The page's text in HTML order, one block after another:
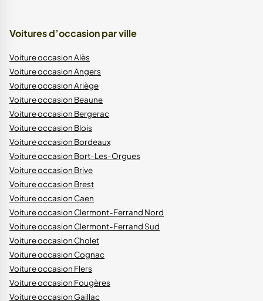
Voitures d’occasion par ville
Voiture occasion Alès
Voiture occasion Angers
Voiture occasion Ariège
Voiture occasion Beaune
Voiture occasion Bergerac
Voiture occasion Blois
Voiture occasion Bordeaux
Voiture occasion Bort-Les-Orgues
Voiture occasion Brive
Voiture occasion Brest
Voiture occasion Caen
Voiture occasion Clermont-Ferrand Nord
Voiture occasion Clermont-Ferrand Sud
Voiture occasion Cholet
Voiture occasion Cognac
Voiture occasion Flers
Voiture occasion Fougères
Voiture occasion Gaillac